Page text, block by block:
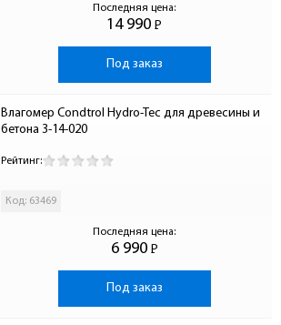
Последняя цена:
14 990 Р
-
Под заказ
Влагомер Condtrol Hydro-Tec для древесины и
бетона 3-14-020
Рейтинг:
Код: 63469
Последняя цена:
6 990 Р
-
Под заказ